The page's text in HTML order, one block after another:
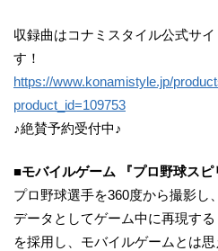
収録曲はコナミスタイル公式サ
す！
https://www.konamistyle.jp/
product_id=109753
♪絶賛予約受付中♪
■モバイルゲーム 『プロ野球スピ
プロ野球選手を360度から撮影し
データとしてゲーム中に再現す
を採用し、モバイルゲームとは